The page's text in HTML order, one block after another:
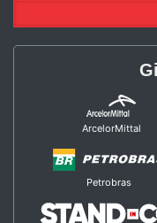
ArcelorMittal
Petrobras